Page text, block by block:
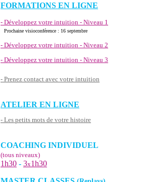
FORMATIONS EN LIGNE
- Développez votre intuition - Niveau 1
Prochaine visioconférence : 16 septembre
- Développez votre intuition - Niveau 2
- Développez votre intuition - Niveau 3
- Prenez contact avec votre intuition
ATELIER EN LIGNE
- Les petits mots de votre histoire
COACHING INDIVIDUEL
(tous niveaux)
1h30 - 3x1h30